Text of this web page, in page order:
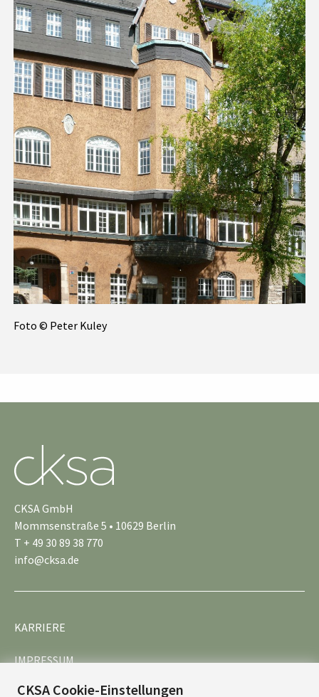
Foto © Peter Kuley
CKSA GmbH
Mommsenstraße 5 • 10629 Berlin
T + 49 30 89 38 770
info@cksa.de
KARRIERE
IMPRESSUM
DATENSCHUTZ
CKSA Cookie-Einstellungen